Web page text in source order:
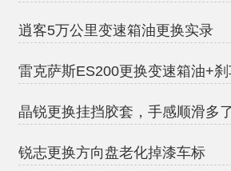
逍客5万公里变速箱油更换实录
雷克萨斯ES200更换变速箱油+
晶锐更换挂挡胶套，手感顺滑多
锐志更换方向盘老化掉漆车标